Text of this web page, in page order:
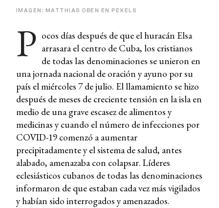
IMAGEN: MATTHIAS OBEN EN PEXELS
P ocos días después de que el huracán Elsa
arrasara el centro de Cuba, los cristianos
de todas las denominaciones se unieron en
una jornada nacional de oración y ayuno por su
país el miércoles 7 de julio. El llamamiento se hizo
después de meses de creciente tensión en la isla en
medio de una grave escasez de alimentos y
medicinas y cuando el número de infecciones por
COVID-19 comenzó a aumentar
precipitadamente y el sistema de salud, antes
alabado, amenazaba con colapsar. Líderes
eclesiásticos cubanos de todas las denominaciones
informaron de que estaban cada vez más vigilados
y habían sido interrogados y amenazados.